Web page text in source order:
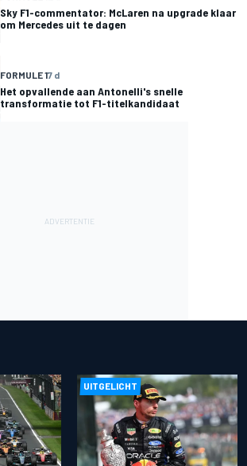
Sky F1-commentator: McLaren na upgrade klaar
om Mercedes uit te dagen
FORMULE 17 d
Het opvallende aan Antonelli's snelle
transformatie tot F1-titelkandidaat
UITGELICHT